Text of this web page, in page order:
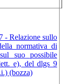
- Relazione sullo
normativa di
suo possibile
e), del dlgs 9
(bozza)